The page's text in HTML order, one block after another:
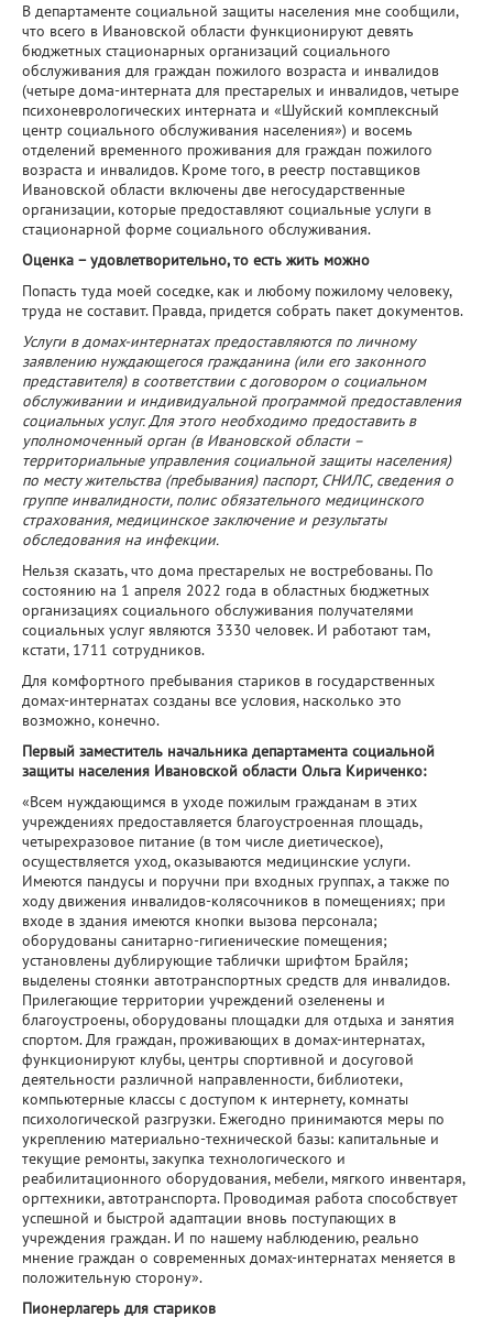
В департаменте социальной защиты населения мне сообщили,
что всего в Ивановской области функционируют девять
бюджетных стационарных организаций социального
обслуживания для граждан пожилого возраста и инвалидов
(четыре дома-интерната для престарелых и инвалидов, четыре
психоневрологических интерната и «Шуйский комплексный
центр социального обслуживания населения») и восемь
отделений временного проживания для граждан пожилого
возраста и инвалидов. Кроме того, в реестр поставщиков
Ивановской области включены две негосударственные
организации, которые предоставляют социальные услуги в
стационарной форме социального обслуживания.
Оценка – удовлетворительно, то есть жить можно
Попасть туда моей соседке, как и любому пожилому человеку,
труда не составит. Правда, придется собрать пакет документов.
Услуги в домах-интернатах предоставляются по личному
заявлению нуждающегося гражданина (или его законного
представителя) в соответствии с договором о социальном
обслуживании и индивидуальной программой предоставления
социальных услуг. Для этого необходимо предоставить в
уполномоченный орган (в Ивановской области –
территориальные управления социальной защиты населения)
по месту жительства (пребывания) паспорт, СНИЛС, сведения о
группе инвалидности, полис обязательного медицинского
страхования, медицинское заключение и результаты
обследования на инфекции.
Нельзя сказать, что дома престарелых не востребованы. По
состоянию на 1 апреля 2022 года в областных бюджетных
организациях социального обслуживания получателями
социальных услуг являются 3330 человек. И работают там,
кстати, 1711 сотрудников.
Для комфортного пребывания стариков в государственных
домах-интернатах созданы все условия, насколько это
возможно, конечно.
Первый заместитель начальника департамента социальной
защиты населения Ивановской области Ольга Кириченко:
«Всем нуждающимся в уходе пожилым гражданам в этих
учреждениях предоставляется благоустроенная площадь,
четырехразовое питание (в том числе диетическое),
осуществляется уход, оказываются медицинские услуги.
Имеются пандусы и поручни при входных группах, а также по
ходу движения инвалидов-колясочников в помещениях; при
входе в здания имеются кнопки вызова персонала;
оборудованы санитарно-гигиенические помещения;
установлены дублирующие таблички шрифтом Брайля;
выделены стоянки автотранспортных средств для инвалидов.
Прилегающие территории учреждений озеленены и
благоустроены, оборудованы площадки для отдыха и занятия
спортом. Для граждан, проживающих в домах-интернатах,
функционируют клубы, центры спортивной и досуговой
деятельности различной направленности, библиотеки,
компьютерные классы с доступом к интернету, комнаты
психологической разгрузки. Ежегодно принимаются меры по
укреплению материально-технической базы: капитальные и
текущие ремонты, закупка технологического и
реабилитационного оборудования, мебели, мягкого инвентаря,
оргтехники, автотранспорта. Проводимая работа способствует
успешной и быстрой адаптации вновь поступающих в
учреждения граждан. И по нашему наблюдению, реально
мнение граждан о современных домах-интернатах меняется в
положительную сторону».
Пионерлагерь для стариков